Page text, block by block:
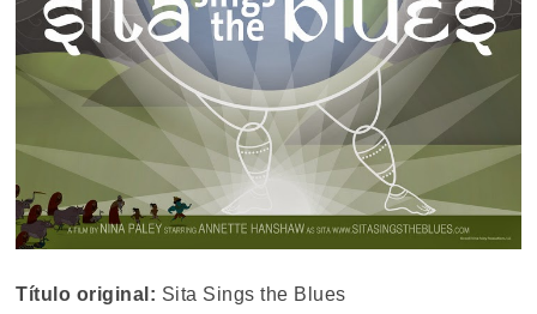
Título original: Sita Sings the Blues